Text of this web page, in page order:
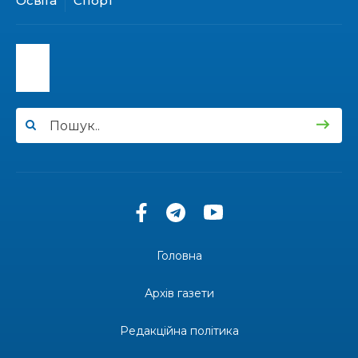
13:33
30 лип
«Дві музи» у Рівному: свято краси, мистецтва
Одна з найяскравіших постатей Бахмута –
Головна
Архів газети
Редакційна політика